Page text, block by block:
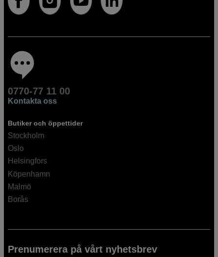
0770-77 11 00
Kontakta oss
Butiker och öppettider
Stockholm
Oslo
Helsingfors
Köpenhamn
Malmö
Borås
Prenumerera på vårt nyhetsbrev